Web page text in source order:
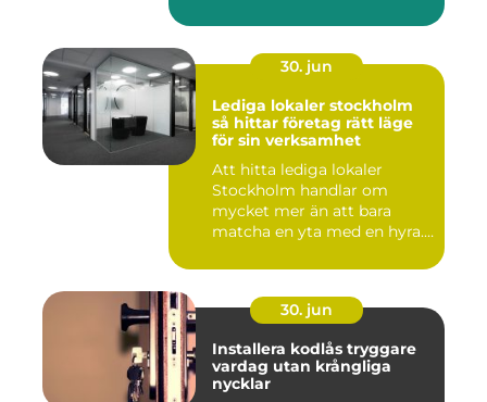
30. jun
Lediga lokaler stockholm
så hittar företag rätt läge
för sin verksamhet
Att hitta lediga lokaler
Stockholm handlar om
mycket mer än att bara
matcha en yta med en hyra.
30. jun
Installera kodlås tryggare
vardag utan krångliga
nycklar